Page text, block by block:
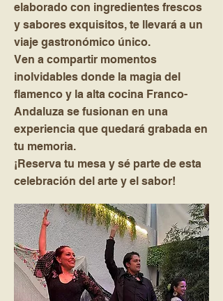
elaborado con ingredientes frescos
y sabores exquisitos, te llevará a un
viaje gastronómico único.
Ven a compartir momentos
inolvidables donde la magia del
flamenco y la alta cocina Franco-
Andaluza se fusionan en una
experiencia que quedará grabada en
tu memoria.
¡Reserva tu mesa y sé parte de esta
celebración del arte y el sabor!